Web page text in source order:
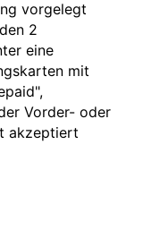
vorgelegt
2
eine
mit
Vorder- oder
akzeptiert